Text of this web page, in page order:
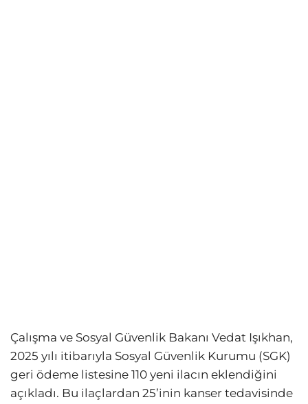
Çalışma ve Sosyal Güvenlik Bakanı Vedat Işıkhan,
2025 yılı itibarıyla Sosyal Güvenlik Kurumu (SGK)
geri ödeme listesine 110 yeni ilacın eklendiğini
açıkladı. Bu ilaçlardan 25’inin kanser tedavisinde